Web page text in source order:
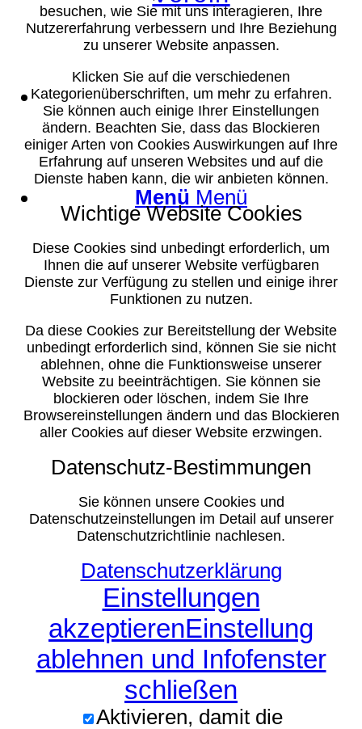
Suche
Menü Menü
besuchen, wie Sie mit uns interagieren, Ihre
Nutzererfahrung verbessern und Ihre Beziehung
zu unserer Website anpassen.
Klicken Sie auf die verschiedenen
Kategorienüberschriften, um mehr zu erfahren.
Sie können auch einige Ihrer Einstellungen
ändern. Beachten Sie, dass das Blockieren
einiger Arten von Cookies Auswirkungen auf Ihre
Erfahrung auf unseren Websites und auf die
Dienste haben kann, die wir anbieten können.
Wichtige Website Cookies
Diese Cookies sind unbedingt erforderlich, um
Ihnen die auf unserer Website verfügbaren
Dienste zur Verfügung zu stellen und einige ihrer
Funktionen zu nutzen.
Da diese Cookies zur Bereitstellung der Website
unbedingt erforderlich sind, können Sie sie nicht
ablehnen, ohne die Funktionsweise unserer
Website zu beeinträchtigen. Sie können sie
blockieren oder löschen, indem Sie Ihre
Browsereinstellungen ändern und das Blockieren
aller Cookies auf dieser Website erzwingen.
Datenschutz-Bestimmungen
Sie können unsere Cookies und
Datenschutzeinstellungen im Detail auf unserer
Datenschutzrichtlinie nachlesen.
Datenschutzerklärung
Einstellungen
akzeptierenEinstellung
ablehnen und Infofenster
schließen
Aktivieren, damit die